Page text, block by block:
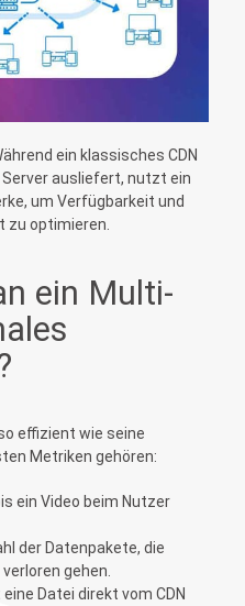
ein klassisches CDN
ausliefert, nutzt ein
um Verfügbarkeit und
zu optimieren.
ein Multi-
effizient wie seine
Metriken gehören:
ein Video beim Nutzer
der Datenpakete, die
gehen.
Datei direkt vom CDN